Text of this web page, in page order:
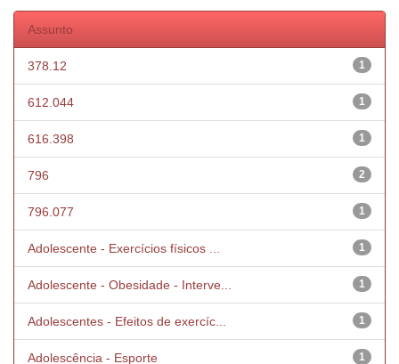
Assunto
1
378.12
1
612.044
1
616.398
2
796
1
796.077
1
Adolescente - Exercícios físicos ...
1
Adolescente - Obesidade - Interve...
1
Adolescentes - Efeitos de exercíc...
1
Adolescência - Esporte